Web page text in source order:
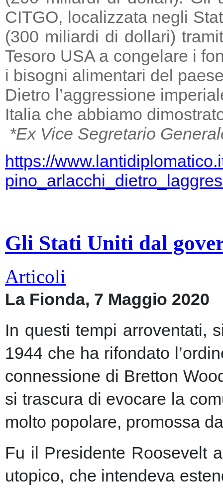
CITGO, localizzata negli
(300 miliardi di dollari)
Tesoro USA a congelare i
i bisogni alimentari del
Dietro l’aggressione
Italia che abbiamo
*Ex Vice Segretario
https://
Gli Stati Uniti dal
Articoli
La Fionda, 7 Maggio 2020
In questi tempi arroventati,
1944 che ha rifondato
connessione di Bretton
si trascura di evocare la
molto popolare, promossa
Fu il Presidente Roosevelt
utopico, che intendeva